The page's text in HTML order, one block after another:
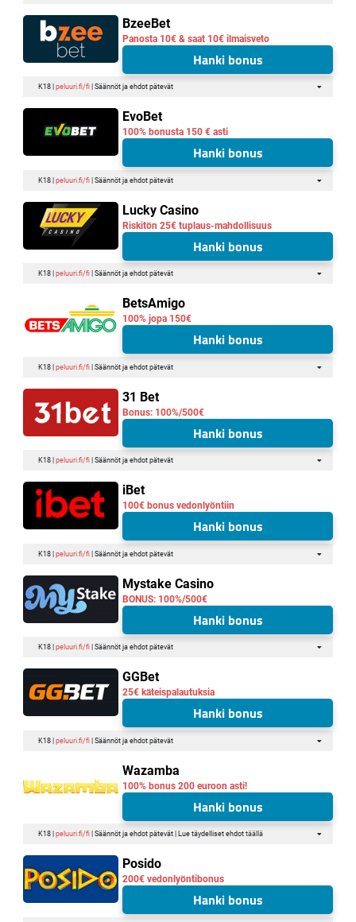
BzeeBet
Panosta 10€ & saat 10€ ilmaisveto
Hanki bonus
K18 | peluuri.fi/fi| Säännöt ja ehdot pätevät
EvoBet
100% bonusta 150 € asti
Hanki bonus
K18 | peluuri.fi/fi| Säännöt ja ehdot pätevät
Lucky Casino
Riskitön 25€ tuplaus-mahdollisuus
Hanki bonus
K18 | peluuri.fi/fi| Säännöt ja ehdot pätevät
BetsAmigo
100% jopa 150€
Hanki bonus
K18 | peluuri.fi/fi| Säännöt ja ehdot pätevät
31 Bet
Bonus: 100%/500€
Hanki bonus
K18 | peluuri.fi/fi| Säännöt ja ehdot pätevät
iBet
100€ bonus vedonlyöntiin
Hanki bonus
K18 | peluuri.fi/fi| Säännöt ja ehdot pätevät
Mystake Casino
BONUS: 100%/500€
Hanki bonus
K18 | peluuri.fi/fi| Säännöt ja ehdot pätevät
GGBet
25€ käteispalautuksia
Hanki bonus
K18 | peluuri.fi/fi| Säännöt ja ehdot pätevät
Wazamba
100% bonus 200 euroon asti!
Hanki bonus
K18 | peluuri.fi/fi| Säännöt ja ehdot pätevät | Lue täydelliset ehdot täällä
Posido
200€ vedonlyöntibonus
Hanki bonus